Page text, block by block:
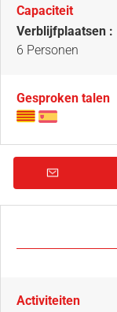
Capaciteit
Verblijfplaatsen :
6 Personen
Gesproken talen
Activiteiten